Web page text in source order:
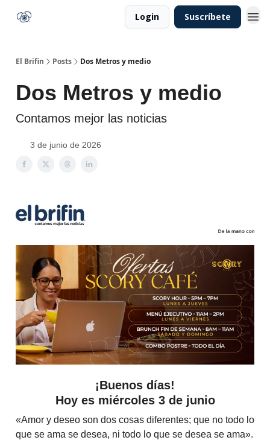
Login Suscríbete
El Brifin Posts Dos Metros y medio
Dos Metros y medio
Contamos mejor las noticias
3 de junio de 2026
¡Buenos días!
Hoy es miércoles 3 de junio
«Amor y deseo son dos cosas diferentes; que no todo lo
que se ama se desea, ni todo lo que se desea se ama».